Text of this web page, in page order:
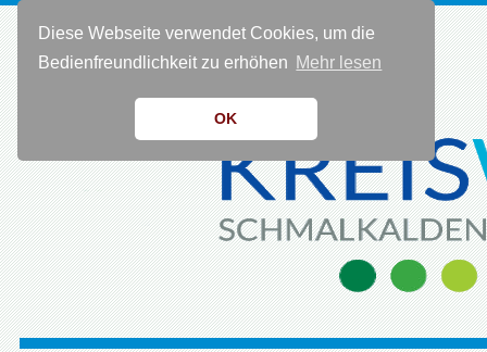
Diese Webseite verwendet Cookies, um die
Bedienfreundlichkeit zu erhöhen Mehr lesen
OK
KONTAKT 0 36 83 - 40 91 0